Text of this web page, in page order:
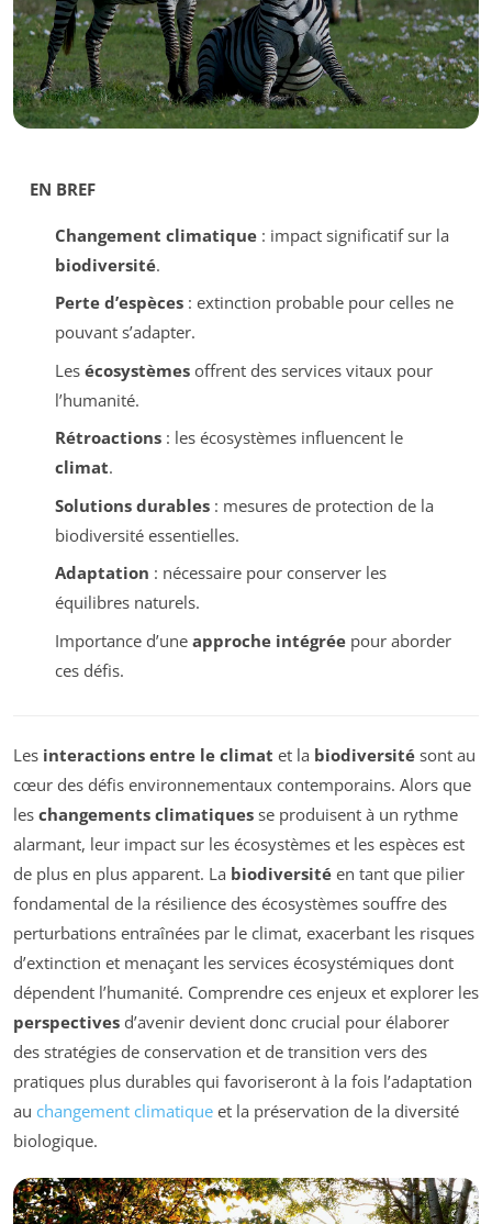
EN BREF
Changement climatique: impact significatif sur la
biodiversité.
Perte d’espèces: extinction probable pour celles ne
pouvant s’adapter.
Les écosystèmesoffrent des services vitaux pour
l’humanité.
Rétroactions: les écosystèmes influencent le
climat.
Solutions durables: mesures de protection de la
biodiversité essentielles.
Adaptation : nécessaire pour conserver les
équilibres naturels.
Importance d’une approche intégréepour aborder
ces défis.
Les interactions entre le climat et la biodiversité sont au
cœur des défis environnementaux contemporains. Alors que
les changements climatiques se produisent à un rythme
alarmant, leur impact sur les écosystèmes et les espèces est
de plus en plus apparent. La biodiversité en tant que pilier
fondamental de la résilience des écosystèmes souffre des
perturbations entraînées par le climat, exacerbant les risques
d’extinction et menaçant les services écosystémiques dont
dépendent l’humanité. Comprendre ces enjeux et explorer les
perspectives d’avenir devient donc crucial pour élaborer
des stratégies de conservation et de transition vers des
pratiques plus durables qui favoriseront à la fois l’adaptation
au changement climatique et la préservation de la diversité
biologique.